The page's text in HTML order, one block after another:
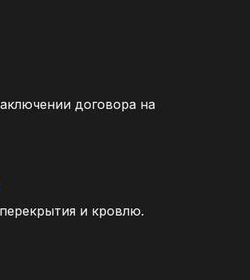
договора на
и кровлю.